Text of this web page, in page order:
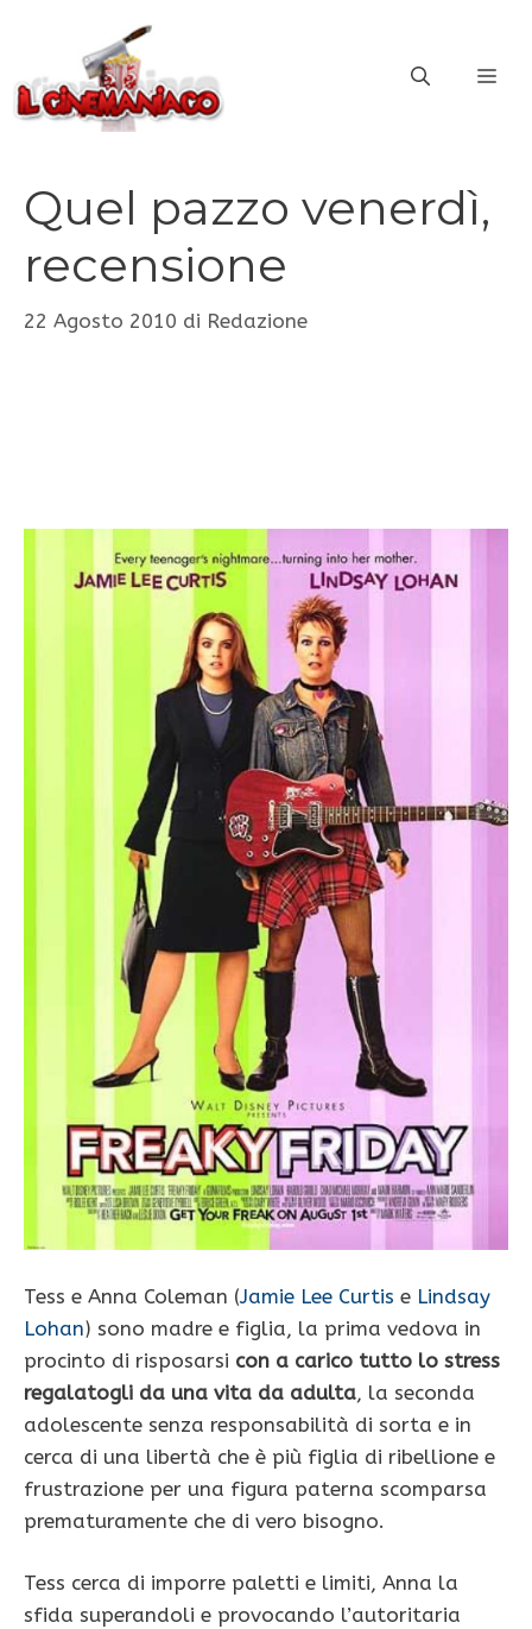
contenuto
Quel pazzo venerdì,
recensione
22 Agosto 2010 di Redazione
Tess e Anna Coleman (Jamie Lee Curtis e Lindsay
Lohan) sono madre e figlia, la prima vedova in
procinto di risposarsi con a carico tutto lo stress
regalatogli da una vita da adulta, la seconda
adolescente senza responsabilità di sorta e in
cerca di una libertà che è più figlia di ribellione e
frustrazione per una figura paterna scomparsa
prematuramente che di vero bisogno.
Tess cerca di imporre paletti e limiti, Anna la
sfida superandoli e provocando l’autoritaria